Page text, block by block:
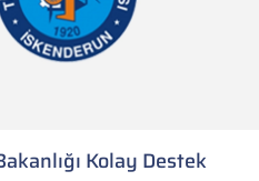
Kolay Destek